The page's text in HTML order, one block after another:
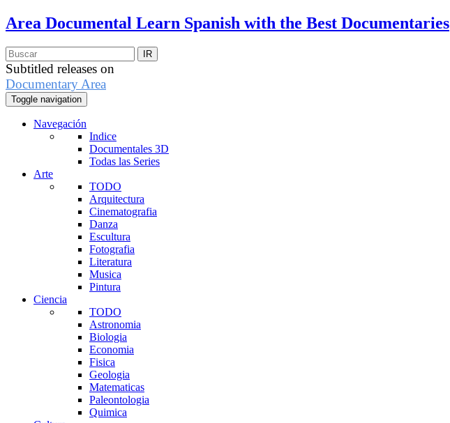
Area Documental Learn Spanish with the Best Documentaries
Subtitled releases on
Documentary Area
Toggle navigation
Navegación
Indice
Documentales 3D
Todas las Series
Arte
TODO
Arquitectura
Cinematografia
Danza
Escultura
Fotografia
Literatura
Musica
Pintura
Ciencia
TODO
Astronomia
Biologia
Economia
Fisica
Geologia
Matematicas
Paleontologia
Quimica